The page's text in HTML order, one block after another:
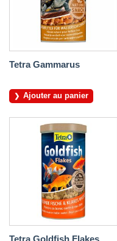
Tetra Gammarus
Ajouter au panier
Tetra Goldfish Flakes